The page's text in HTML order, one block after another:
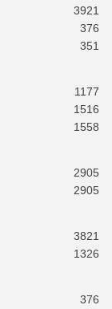
3921
376
351
1177
1516
1558
2905
2905
3821
1326
376